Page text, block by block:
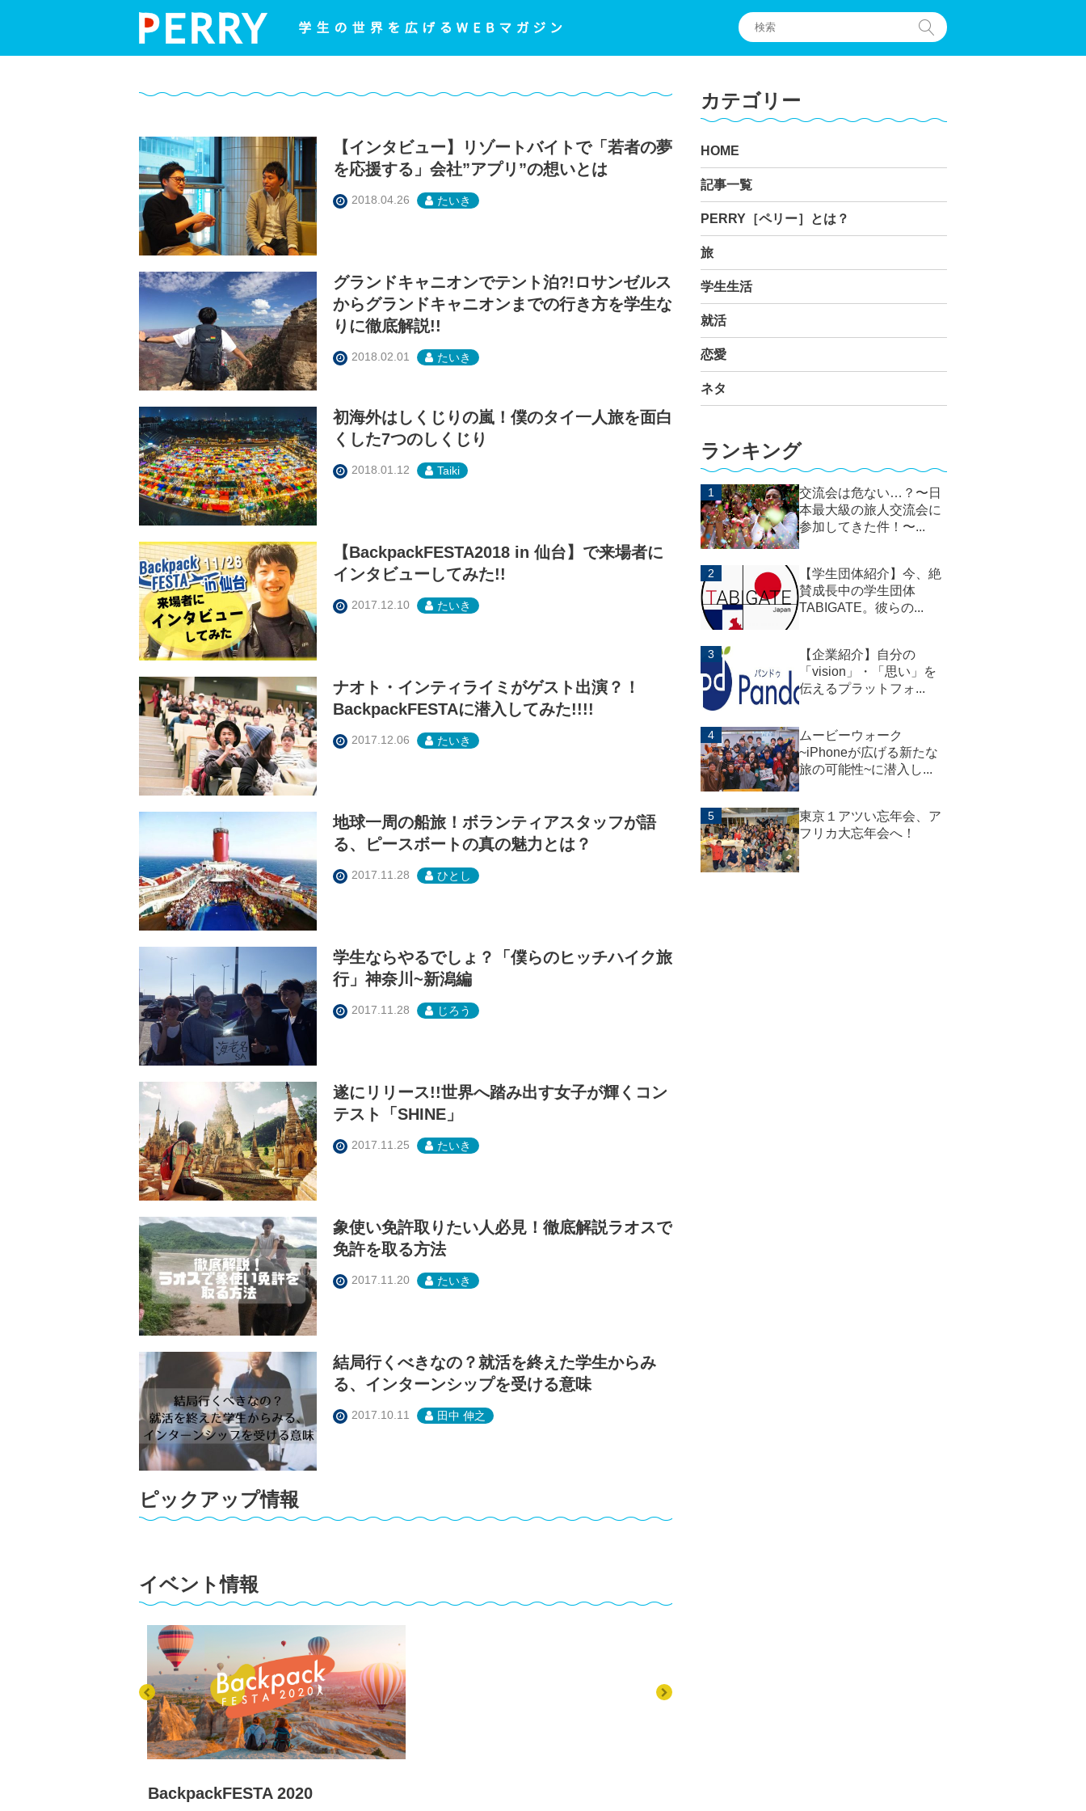
【インタビュー】リゾートバイトで「若者の夢
を応援する」会社”アプリ”の想いとは
2018.04.26 たいき
グランドキャニオンでテント泊?!ロサンゼルス
からグランドキャニオンまでの行き方を学生な
りに徹底解説!!
2018.02.01 たいき
初海外はしくじりの嵐！僕のタイ一人旅を面白
くした7つのしくじり
2018.01.12 Taiki
【BackpackFESTA2018 in 仙台】で来場者に
インタビューしてみた!!
2017.12.10 たいき
ナオト・インティライミがゲスト出演？！
BackpackFESTAに潜入してみた!!!!
2017.12.06 たいき
地球一周の船旅！ボランティアスタッフが語
る、ピースボートの真の魅力とは？
2017.11.28 ひとし
学生ならやるでしょ？「僕らのヒッチハイク旅
行」神奈川~新潟編
2017.11.28 じろう
遂にリリース!!世界へ踏み出す女子が輝くコン
テスト「SHINE」
2017.11.25 たいき
象使い免許取りたい人必見！徹底解説ラオスで
免許を取る方法
2017.11.20 たいき
結局行くべきなの？就活を終えた学生からみ
る、インターンシップを受ける意味
2017.10.11 田中 伸之
ピックアップ情報
イベント情報
BackpackFESTA 2020
カテゴリー
HOME
記事一覧
PERRY［ペリー］とは？
旅
学生生活
就活
恋愛
ネタ
ランキング
交流会は危ない…？〜日
本最大級の旅人交流会に
参加してきた件！〜...
【学生団体紹介】今、絶
賛成長中の学生団体
TABIGATE。彼らの...
【企業紹介】自分の
「vision」・「思い」を
伝えるプラットフォ...
ムービーウォーク
~iPhoneが広げる新たな
旅の可能性~に潜入し...
東京１アツい忘年会、ア
フリカ大忘年会へ！